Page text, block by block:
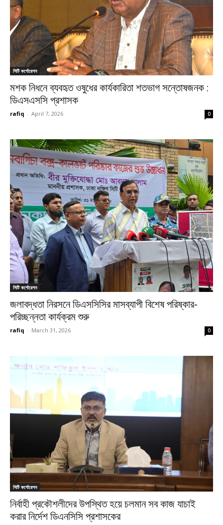
সিটি কর্পোরেশন
মশক নিধনে ব্যবহৃত ওষুধের কার্যকারিতা শতভাগ সন্তোষজনক :
ডিএসএসসি প্রশাসক
rafiq - April 7, 2026 0
সিটি কর্পোরেশন
জলাবদ্ধতা নিরসনে ডিএসসিসির মাসব্যাপী বিশেষ পরিষ্কার-
পরিচ্ছন্নতা কার্যক্রম শুরু
rafiq - March 31, 2026 0
সিটি কর্পোরেশন
নির্বাহী প্রকৌশলীদের উপস্থিত হয়ে চলমান সব কাজ যাচাই
করার নির্দেশ ডিএনসিসি প্রশাসকের